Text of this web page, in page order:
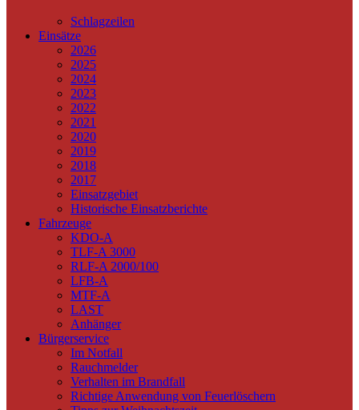
Schlagzeilen
Einsätze
2026
2025
2024
2023
2022
2021
2020
2019
2018
2017
Einsatzgebiet
Historische Einsatzberichte
Fahrzeuge
KDO-A
TLF-A 3000
RLF-A 2000/100
LFB-A
MTF-A
LAST
Anhänger
Bürgerservice
Im Notfall
Rauchmelder
Verhalten im Brandfall
Richtige Anwendung von Feuerlöschern